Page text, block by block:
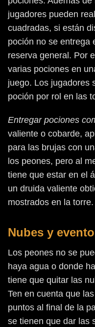
jugadores pueden
cuadradas, si están
poción no se entrega
reserva general. Por
varias pociones en
juego. Los jugadores
poción por rol en las
Entregar pociones
valiente o cobarde,
para las brujas con
los peones, pero al
tiene que estar en el
un druida valiente
mostrados en la torre.
Nubes y
Los peones no se
haya agua o donde
tiene que quitar las
Ten en cuenta que
puntos al final de la
se tienen que dar las